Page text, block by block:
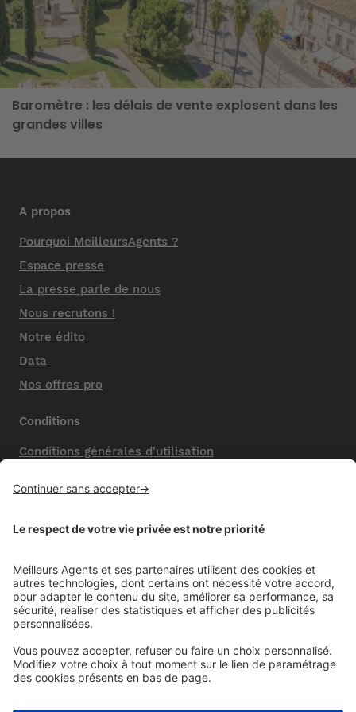
Baromètre : les délais de vente explosent dans les
grandes villes
A propos
Pourquoi MeilleursAgents ?
Espace presse
La presse parle de nous
Nous recrutons !
Notre édito
Data
Nos offres pro
Conditions
Conditions générales d'utilisation
Nos honoraires de vente
Politique de confidentialité
Mentions comparateur
Aide
Contactez-nous